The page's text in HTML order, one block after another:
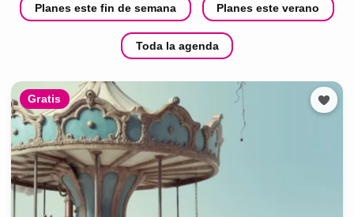
Planes este fin de semana Planes este verano
Toda la agenda
Gratis